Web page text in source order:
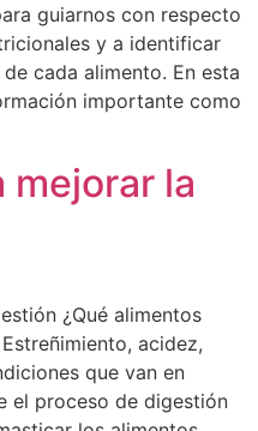
guiarnos con respecto
y a identificar
cada alimento. En esta
importante como
mejorar la
¿Qué alimentos
acidez,
que van en
el proceso de digestión